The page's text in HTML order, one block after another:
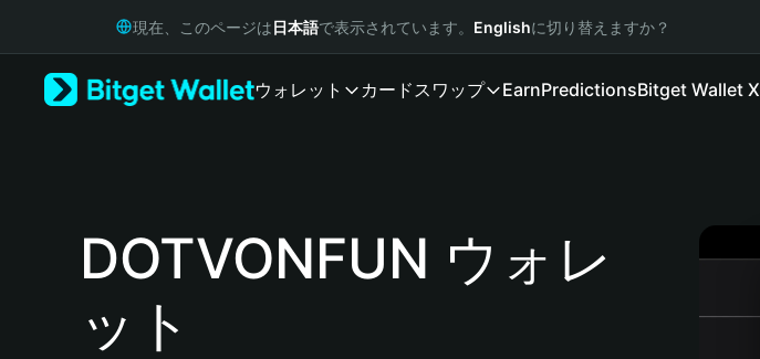
Русский
Português (Portugal)
Bahasa Indonesia
現在、このページは日本語で表示されています。 Englishに切り替えますか？
ウォレット カードスワップ EarnPredictionsBitget Wallet X
DOTVONFUN ウォレ
ット